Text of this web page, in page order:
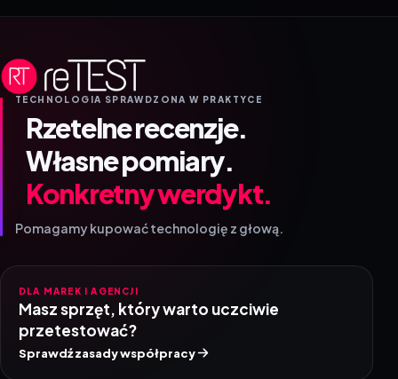
TECHNOLOGIA SPRAWDZONA W PRAKTYCE
Rzetelne recenzje.
Własne pomiary.
Konkretny werdykt.
Pomagamy kupować technologię z głową.
DLA MAREK I AGENCJI
Masz sprzęt, który warto uczciwie
przetestować?
Sprawdź zasady współpracy